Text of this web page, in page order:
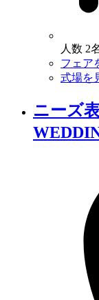
人数 2
フェア
式場を
ニーズ